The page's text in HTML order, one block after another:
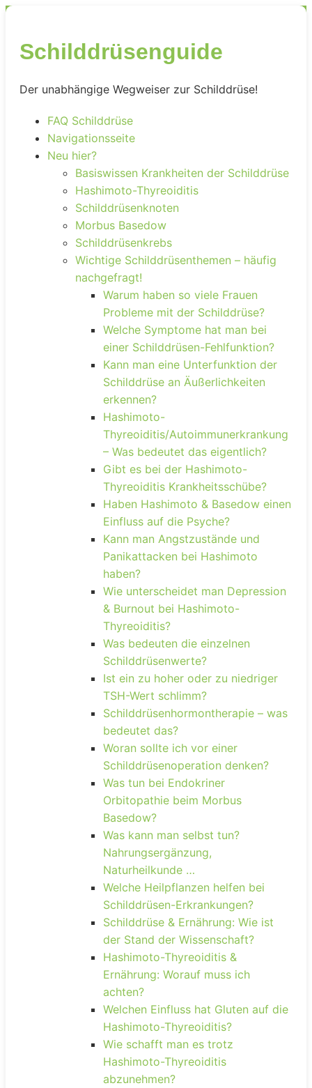
Schilddrüsenguide
Der unabhängige Wegweiser zur Schilddrüse!
FAQ Schilddrüse
Navigationsseite
Neu hier?
Basiswissen Krankheiten der Schilddrüse
Hashimoto-Thyreoiditis
Schilddrüsenknoten
Morbus Basedow
Schilddrüsenkrebs
Wichtige Schilddrüsenthemen – häufig
nachgefragt!
Warum haben so viele Frauen
Probleme mit der Schilddrüse?
Welche Symptome hat man bei
einer Schilddrüsen-Fehlfunktion?
Kann man eine Unterfunktion der
Schilddrüse an Äußerlichkeiten
erkennen?
Hashimoto-
Thyreoiditis/Autoimmunerkrankung
– Was bedeutet das eigentlich?
Gibt es bei der Hashimoto-
Thyreoiditis Krankheitsschübe?
Haben Hashimoto & Basedow einen
Einfluss auf die Psyche?
Kann man Angstzustände und
Panikattacken bei Hashimoto
haben?
Wie unterscheidet man Depression
& Burnout bei Hashimoto-
Thyreoiditis?
Was bedeuten die einzelnen
Schilddrüsenwerte?
Ist ein zu hoher oder zu niedriger
TSH-Wert schlimm?
Schilddrüsenhormontherapie – was
bedeutet das?
Woran sollte ich vor einer
Schilddrüsenoperation denken?
Was tun bei Endokriner
Orbitopathie beim Morbus
Basedow?
Was kann man selbst tun?
Nahrungsergänzung,
Naturheilkunde …
Welche Heilpflanzen helfen bei
Schilddrüsen-Erkrankungen?
Schilddrüse & Ernährung: Wie ist
der Stand der Wissenschaft?
Hashimoto-Thyreoiditis &
Ernährung: Worauf muss ich
achten?
Welchen Einfluss hat Gluten auf die
Hashimoto-Thyreoiditis?
Wie schafft man es trotz
Hashimoto-Thyreoiditis
abzunehmen?